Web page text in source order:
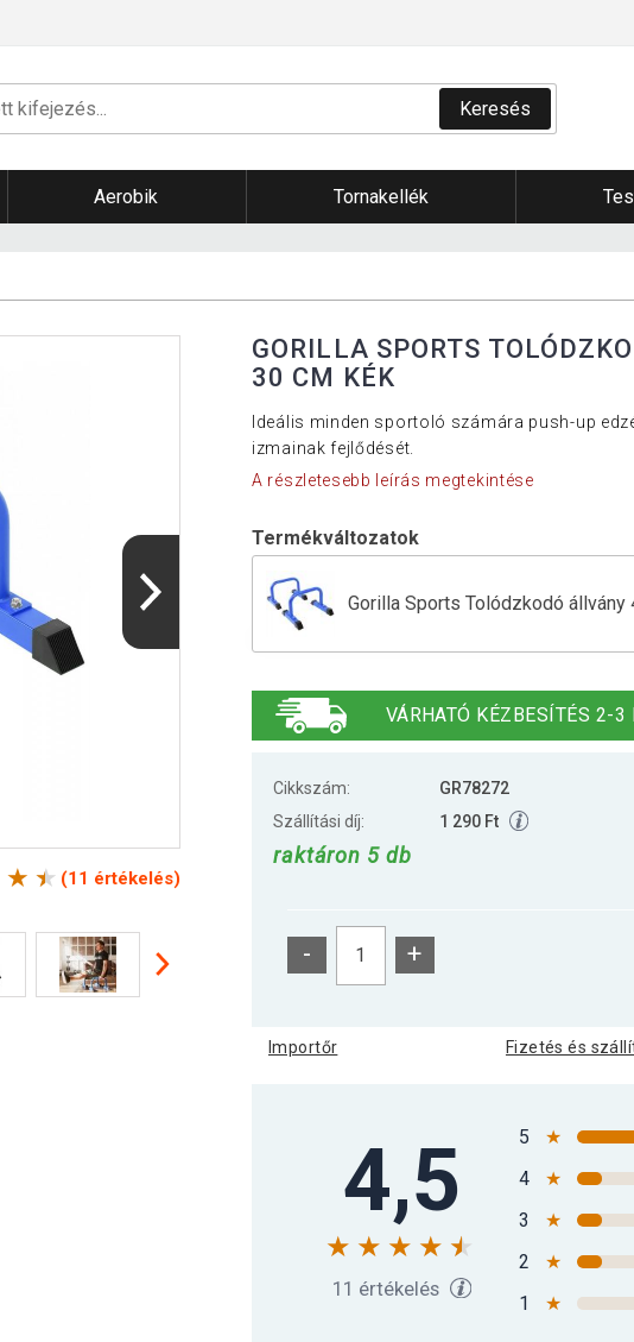
Keresés
Aerobik Tornakellék
(11 értékelés)
GORILLA SPORTS
30 CM KÉK
Ideális minden sportoló számára push-up
izmainak fejlődését.
A részletesebb leírás megtekintése
Termékváltozatok
Gorilla Sports Tolódzkodó állvány
VÁRHATÓ KÉZBESÍTÉS 2-
Cikkszám:
GR78272
Szállítási díj:
1 290 Ft
raktáron 5 db
- +
Importőr Fizetés és
4,5
11 értékelés
5 ★
4
★
3
★
2
★
1
★